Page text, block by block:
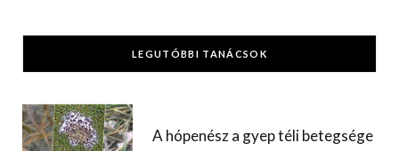
c
e
o
LEGUTÓBBI TANÁCSOK
A hópenész a gyep téli betegsége